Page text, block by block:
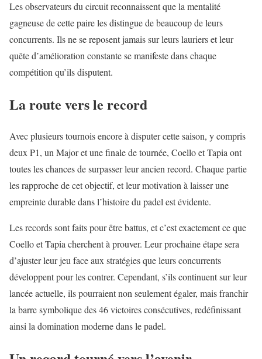
Les observateurs du circuit reconnaissent que la mentalité
gagneuse de cette paire les distingue de beaucoup de leurs
concurrents. Ils ne se reposent jamais sur leurs lauriers et leur
quête d’amélioration constante se manifeste dans chaque
compétition qu’ils disputent.
La route vers le record
Avec plusieurs tournois encore à disputer cette saison, y compris
deux P1, un Major et une finale de tournée, Coello et Tapia ont
toutes les chances de surpasser leur ancien record. Chaque partie
les rapproche de cet objectif, et leur motivation à laisser une
empreinte durable dans l’histoire du padel est évidente.
Les records sont faits pour être battus, et c’est exactement ce que
Coello et Tapia cherchent à prouver. Leur prochaine étape sera
d’ajuster leur jeu face aux stratégies que leurs concurrents
développent pour les contrer. Cependant, s’ils continuent sur leur
lancée actuelle, ils pourraient non seulement égaler, mais franchir
la barre symbolique des 46 victoires consécutives, redéfinissant
ainsi la domination moderne dans le padel.